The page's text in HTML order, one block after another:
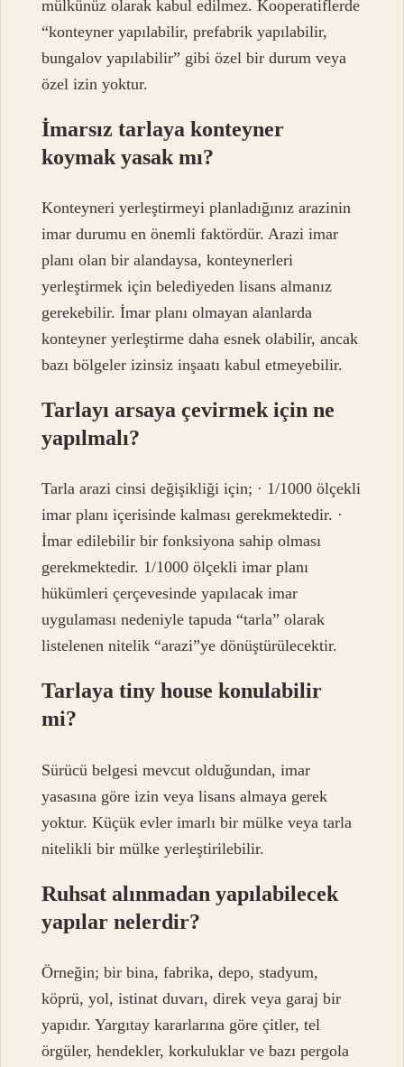
mülkünüz olarak kabul edilmez. Kooperatiflerde
“konteyner yapılabilir, prefabrik yapılabilir,
bungalov yapılabilir” gibi özel bir durum veya
özel izin yoktur.
İmarsız tarlaya konteyner
koymak yasak mı?
Konteyneri yerleştirmeyi planladığınız arazinin
imar durumu en önemli faktördür. Arazi imar
planı olan bir alandaysa, konteynerleri
yerleştirmek için belediyeden lisans almanız
gerekebilir. İmar planı olmayan alanlarda
konteyner yerleştirme daha esnek olabilir, ancak
bazı bölgeler izinsiz inşaatı kabul etmeyebilir.
Tarlayı arsaya çevirmek için ne
yapılmalı?
Tarla arazi cinsi değişikliği için; · 1/1000 ölçekli
imar planı içerisinde kalması gerekmektedir. ·
İmar edilebilir bir fonksiyona sahip olması
gerekmektedir. 1/1000 ölçekli imar planı
hükümleri çerçevesinde yapılacak imar
uygulaması nedeniyle tapuda “tarla” olarak
listelenen nitelik “arazi”ye dönüştürülecektir.
Tarlaya tiny house konulabilir
mi?
Sürücü belgesi mevcut olduğundan, imar
yasasına göre izin veya lisans almaya gerek
yoktur. Küçük evler imarlı bir mülke veya tarla
nitelikli bir mülke yerleştirilebilir.
Ruhsat alınmadan yapılabilecek
yapılar nelerdir?
Örneğin; bir bina, fabrika, depo, stadyum,
köprü, yol, istinat duvarı, direk veya garaj bir
yapıdır. Yargıtay kararlarına göre çitler, tel
örgüler, hendekler, korkuluklar ve bazı pergola